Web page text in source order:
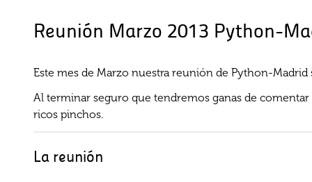
Reunión Marzo 2013 Python-
Este mes de Marzo nuestra reunión de Python-
Al terminar seguro que tendremos ganas de
ricos pinchos.
La reunión